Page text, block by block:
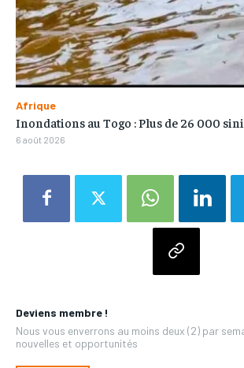
Deviens membre !
Nous vous enverrons au moins deux (2) par
nouvelles et opportunités
Afrique
Inondations au Togo : Plus de 26 000
6 août 2026